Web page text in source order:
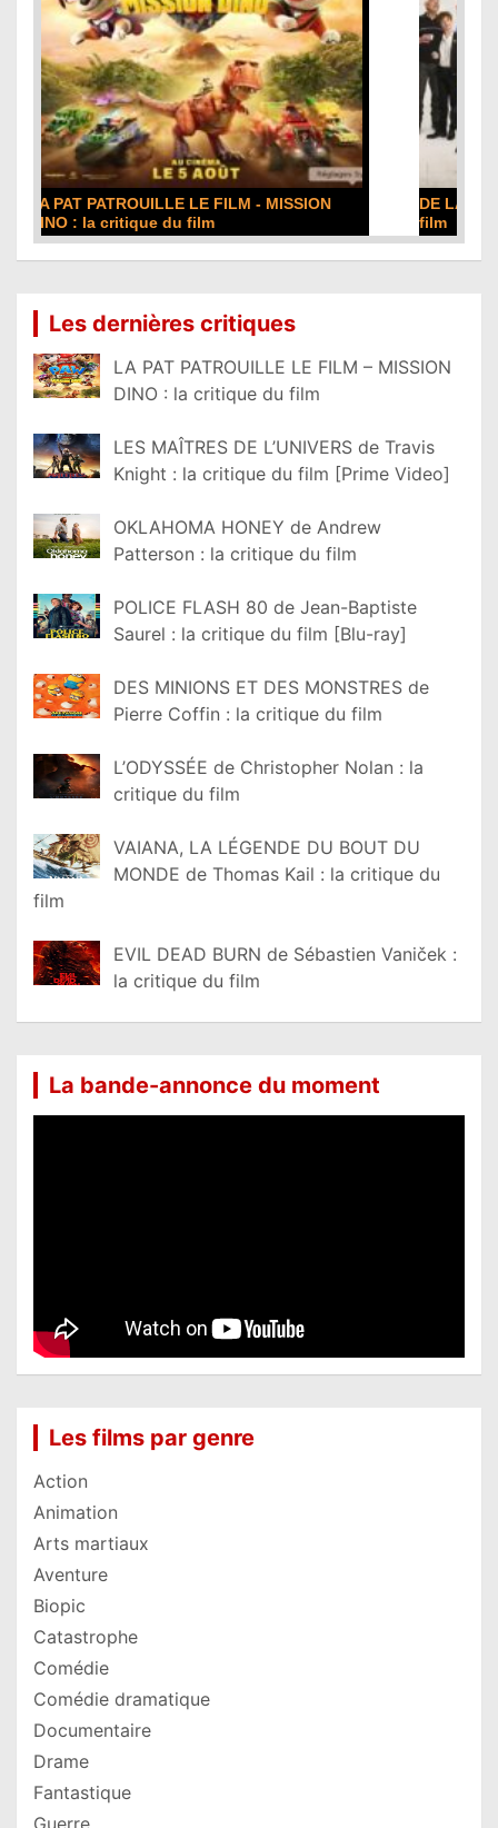
DE LA COMÉDIE-FRANÇAISE : la critique du
film
Les dernières critiques
LA PAT PATROUILLE LE FILM – MISSION
DINO : la critique du film
LES MAÎTRES DE L’UNIVERS de Travis
Knight : la critique du film [Prime Video]
OKLAHOMA HONEY de Andrew
Patterson : la critique du film
POLICE FLASH 80 de Jean-Baptiste
Saurel : la critique du film [Blu-ray]
DES MINIONS ET DES MONSTRES de
Pierre Coffin : la critique du film
L’ODYSSÉE de Christopher Nolan : la
critique du film
VAIANA, LA LÉGENDE DU BOUT DU
MONDE de Thomas Kail : la critique du
film
EVIL DEAD BURN de Sébastien Vaniček :
la critique du film
La bande-annonce du moment
Les films par genre
Action
Animation
Arts martiaux
Aventure
Biopic
Catastrophe
Comédie
Comédie dramatique
Documentaire
Drame
Fantastique